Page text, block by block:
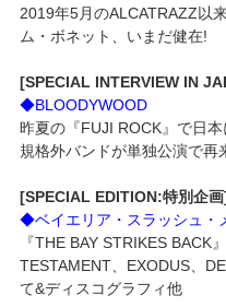
2019年5月のALCATRAZZ以
ム・ボネット、いまだ健在!
[SPECIAL INTERVIEW IN
◆BLOODYWOOD
昨夏の『FUJI ROCK』で日
規格外バンドが単独公演で再
[SPECIAL EDITION:特別企
◆ベイエリア・スラッシュ・
『THE BAY STRIKES BACK
TESTAMENT、EXODUS、
て&ディスコグラフィ他